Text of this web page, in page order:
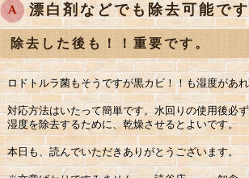
漂白剤などでも除去可能で
除去した後も！！重要です。
ロドトルラ菌もそうですが黒カビ！！も湿度があ
対応方法はいたって簡単です。水回りの使用後必ず
湿度を除去するために、乾燥させるとよいです。
本日も、読んでいただきありがとうございます。